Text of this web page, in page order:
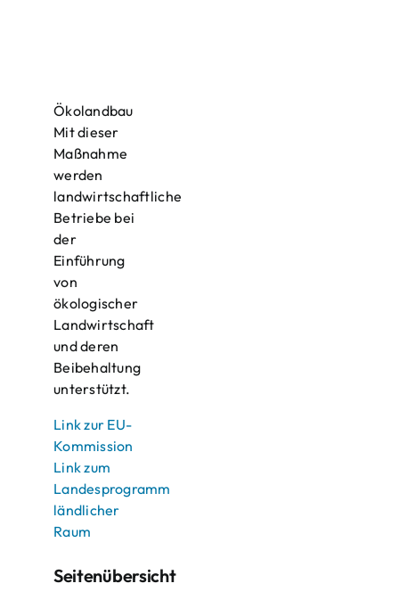
Ökolandbau
Mit dieser
Maßnahme
werden
landwirtschaftliche
Betriebe bei
der
Einführung
von
ökologischer
Landwirtschaft
und deren
Beibehaltung
unterstützt.
Link zur EU-
Kommission
Link zum
Landesprogramm
ländlicher
Raum
Seitenübersicht